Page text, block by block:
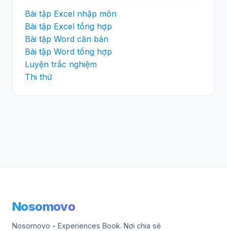
Bài tập Excel nhập môn
Bài tập Excel tổng hợp
Bài tập Word căn bản
Bài tập Word tổng hợp
Luyện trắc nghiệm
Thi thử
Nosomovo
Nosomovo - Experiences Book. Nơi chia sẻ